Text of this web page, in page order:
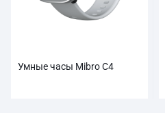
Умные часы Mibro C4